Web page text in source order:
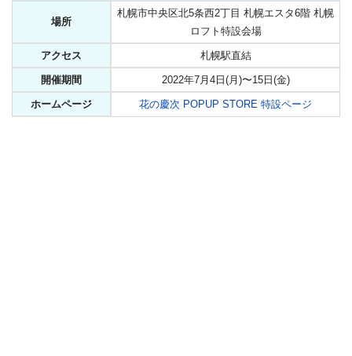
場所
札幌市中央区北5条西2丁目 札幌エスタ6階 札幌
ロフト特設会場
アクセス 札幌駅直結
開催期間 2022年7月4日(月)〜15日(金)
ホームページ 花の慶次 POPUP STORE 特設ページ